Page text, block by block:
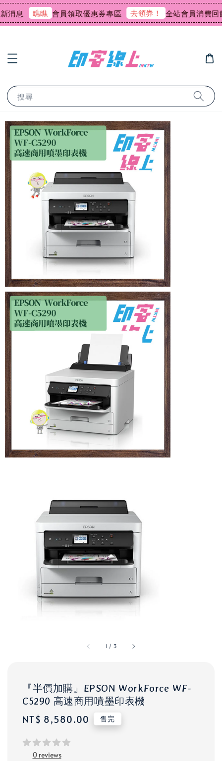
瞧瞧 會員領取優惠券專區 去領券！ 全站會員消費回饋
搜尋
1 / 3
『半價加購』EPSON WorkForce WF-
C5290 高速商用噴墨印表機
Regular
NT$ 8,580.00 售完
0 reviews